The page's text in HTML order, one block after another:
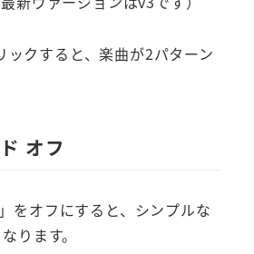
ックすると、楽曲が2パターン
オフ
をオフにすると、シンプルな
ります。